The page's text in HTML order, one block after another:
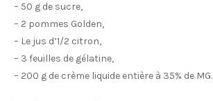
– 50 g de sucre,
– 2 pommes Golden,
– Le jus d’1/2 citron,
– 3 feuilles de gélatine,
– 200 g de crème liquide entière à 35% de MG.